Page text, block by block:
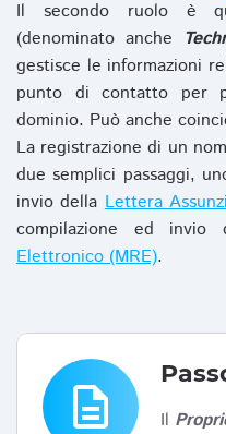
Il secondo ruolo è
(denominato anche
gestisce le informazioni
punto di contatto per
dominio. Può anche
La registrazione di un
due semplici passaggi,
invio dellaLettera
compilazione ed invio
Elettronico (MRE).
description Il